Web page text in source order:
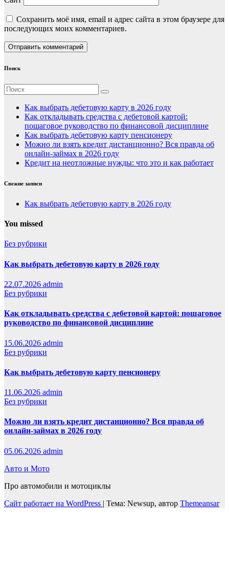
Сохранить моё имя, email и адрес сайта в этом браузере для
последующих моих комментариев.
Поиск
Как выбрать дебетовую карту в 2026 году
Как откладывать средства с дебетовой картой:
пошаговое руководство по финансовой дисциплине
Как выбрать дебетовую карту пенсионеру
Можно ли взять кредит дистанционно? Вся правда об
онлайн-займах в 2026 году
Кредит на неотложные нужды: что это и как работает
Свежие записи
Как выбрать дебетовую карту в 2026 году
You missed
Без рубрики
Как выбрать дебетовую карту в 2026 году
22.07.2026 admin
Без рубрики
Как откладывать средства с дебетовой картой: пошаговое
руководство по финансовой дисциплине
15.06.2026 admin
Без рубрики
Как выбрать дебетовую карту пенсионеру
11.06.2026 admin
Без рубрики
Можно ли взять кредит дистанционно? Вся правда об
онлайн-займах в 2026 году
05.06.2026 admin
Авто и Мото
Про автомобили и мотоциклы
Сайт работает на WordPress | Тема: Newsup, автор Themeansar